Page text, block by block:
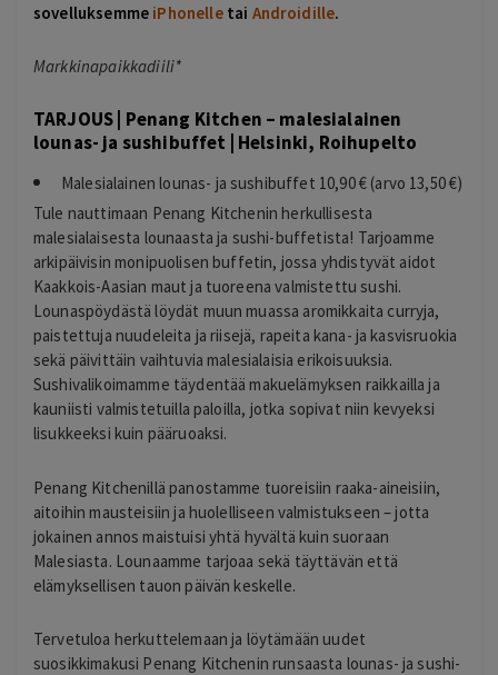
sovelluksemme iPhonelletai Androidille.
Markkinapaikkadiili*
TARJOUS | Penang Kitchen – malesialainen
lounas- ja sushibuffet | Helsinki, Roihupelto
Malesialainen lounas- ja sushibuffet 10,90 € (arvo 13,50 €)
Tule nauttimaan Penang Kitchenin herkullisesta
malesialaisesta lounaasta ja sushi-buffetista! Tarjoamme
arkipäivisin monipuolisen buffetin, jossa yhdistyvät aidot
Kaakkois-Aasian maut ja tuoreena valmistettu sushi.
Lounaspöydästä löydät muun muassa aromikkaita curryja,
paistettuja nuudeleita ja riisejä, rapeita kana- ja kasvisruokia
sekä päivittäin vaihtuvia malesialaisia erikoisuuksia.
Sushivalikoimamme täydentää makuelämyksen raikkailla ja
kauniisti valmistetuilla paloilla, jotka sopivat niin kevyeksi
lisukkeeksi kuin pääruoaksi.
Penang Kitchenillä panostamme tuoreisiin raaka-aineisiin,
aitoihin mausteisiin ja huolelliseen valmistukseen – jotta
jokainen annos maistuisi yhtä hyvältä kuin suoraan
Malesiasta. Lounaamme tarjoaa sekä täyttävän että
elämyksellisen tauon päivän keskelle.
Tervetuloa herkuttelemaan ja löytämään uudet
suosikkimakusi Penang Kitchenin runsaasta lounas- ja sushi-